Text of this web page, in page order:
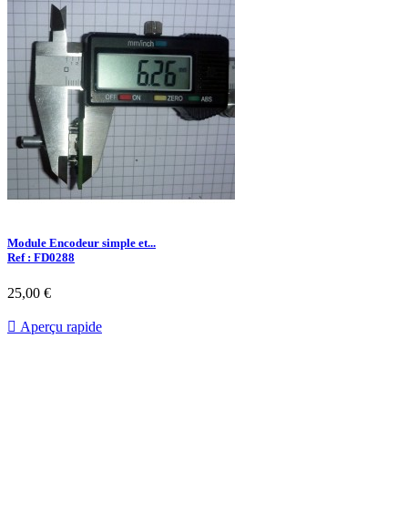
Module Encodeur simple et...
Ref : FD0288
25,00 €
 Aperçu rapide